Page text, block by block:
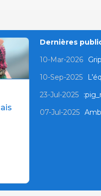
Dernières
10-Mar-2026
10-Sep-2025
23-Jul-2025
07-Jul-2025